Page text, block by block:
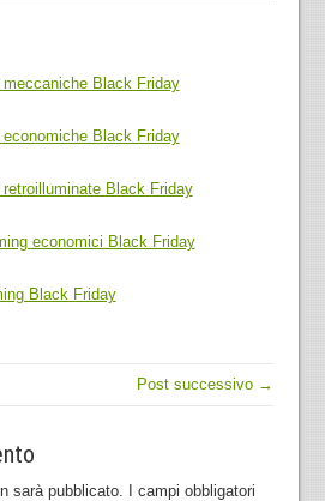
Black Friday
Black Friday
Black Friday
economici Black Friday
Black Friday
Post successivo →
sarà pubblicato. I campi obbligatori